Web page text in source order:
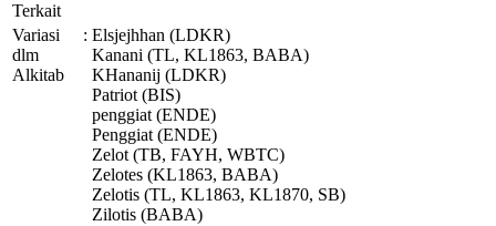
Terkait
Variasi
dlm
Alkitab
: Elsjejhhan (LDKR)
Kanani (TL, KL1863, BABA)
KHananij (LDKR)
Patriot (BIS)
penggiat (ENDE)
Penggiat (ENDE)
Zelot (TB, FAYH, WBTC)
Zelotes (KL1863, BABA)
Zelotis (TL, KL1863, KL1870, SB)
Zilotis (BABA)